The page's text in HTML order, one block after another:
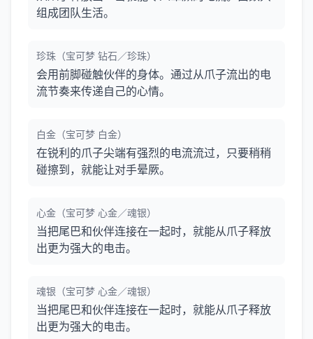
组成团队生活。
珍珠（宝可梦 钻石／珍珠）
会用前脚碰触伙伴的身体。通过从爪子流出的电
流节奏来传递自己的心情。
白金（宝可梦 白金）
在锐利的爪子尖端有强烈的电流流过，只要稍稍
碰擦到，就能让对手晕厥。
心金（宝可梦 心金／魂银）
当把尾巴和伙伴连接在一起时，就能从爪子释放
出更为强大的电击。
魂银（宝可梦 心金／魂银）
当把尾巴和伙伴连接在一起时，就能从爪子释放
出更为强大的电击。